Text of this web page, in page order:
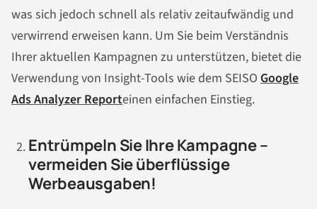
was sich jedoch schnell als relativ zeitaufwändig und
verwirrend erweisen kann. Um Sie beim Verständnis
Ihrer aktuellen Kampagnen zu unterstützen, bietet die
Verwendung von Insight-Tools wie dem SEISO Google
Ads Analyzer Reporteinen einfachen Einstieg.
Entrümpeln Sie Ihre Kampagne –
vermeiden Sie überflüssige
Werbeausgaben!